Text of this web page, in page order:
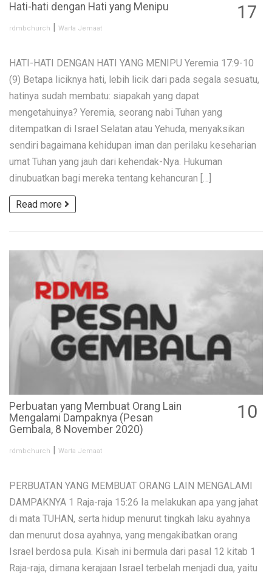
Hati-hati dengan Hati yang Menipu
rdmbchurch Warta Jemaat
17
HATI-HATI DENGAN HATI YANG MENIPU Yeremia 17:9-10
(9) Betapa liciknya hati, lebih licik dari pada segala sesuatu,
hatinya sudah membatu: siapakah yang dapat
mengetahuinya? Yeremia, seorang nabi Tuhan yang
ditempatkan di Israel Selatan atau Yehuda, menyaksikan
sendiri bagaimana kehidupan iman dan perilaku keseharian
umat Tuhan yang jauh dari kehendak-Nya. Hukuman
dinubuatkan bagi mereka tentang kehancuran […]
Read more
Perbuatan yang Membuat Orang Lain
Mengalami Dampaknya (Pesan
Gembala, 8 November 2020)
rdmbchurch Warta Jemaat
10
PERBUATAN YANG MEMBUAT ORANG LAIN MENGALAMI
DAMPAKNYA 1 Raja-raja 15:26 Ia melakukan apa yang jahat
di mata TUHAN, serta hidup menurut tingkah laku ayahnya
dan menurut dosa ayahnya, yang mengakibatkan orang
Israel berdosa pula. Kisah ini bermula dari pasal 12 kitab 1
Raja-raja, dimana kerajaan Israel terbelah menjadi dua, yaitu